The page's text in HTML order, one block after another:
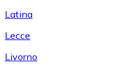
Latina
Lecce
Livorno